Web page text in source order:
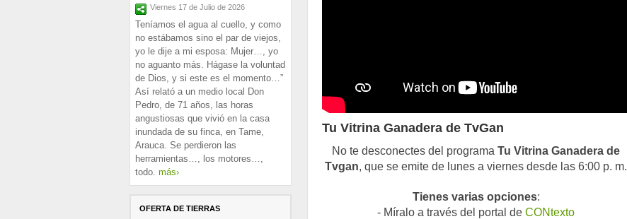
Viernes 17 de Julio de 2026
Teníamos el agua al cuello, y como
no estábamos sino el par de viejos,
yo le dije a mi esposa: Mujer…, yo
no aguanto más. Hágase la voluntad
de Dios, y si este es el momento…”
Así relató a un medio local Don
Pedro, de 71 años, las horas
angustiosas que vivió en la casa
inundada de su finca, en Tame,
Arauca. Se perdieron las
herramientas…, los motores…,
todo. más›
OFERTA DE TIERRAS
Tu Vitrina Ganadera de TvGan
No te desconectes del programaTu Vitrina Ganadera de
Tvgan, que se emite de lunes a viernes desde las 6:00 p. m.
Tienes varias opciones:
- Míralo a través del portal deCONtexto